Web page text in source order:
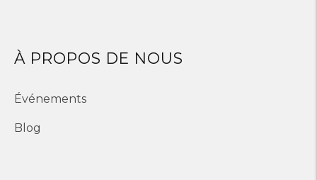
À PROPOS DE NOUS
Événements
Blog